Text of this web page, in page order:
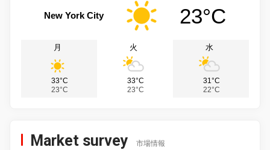
New York City 23°C
月
33°C
23°C
火
33°C
23°C
水
31°C
22°C
Market survey 市場情報